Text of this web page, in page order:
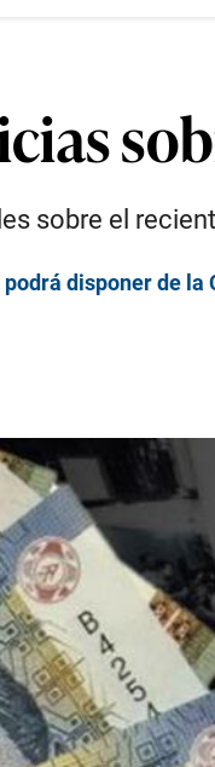
sobre el
podrá disponer de